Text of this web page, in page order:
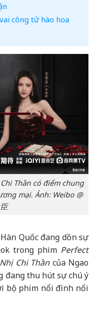
công tử hào hoa
Thần có điểm chung
mại. Ảnh: Weibo @
Quốc đang dồn sự
trong phim Perfect
Chi Thầncủa Ngao
đang thu hút sự chú ý
bộ phim nổi đình nổi